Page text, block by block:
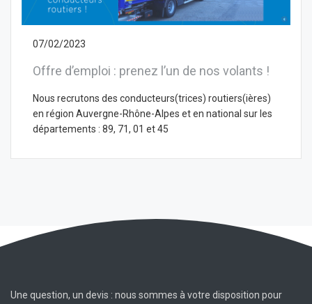
07/02/2023
Offre d’emploi : prenez l’un de nos volants !
Nous recrutons des conducteurs(trices) routiers(ières)
en région Auvergne-Rhône-Alpes et en national sur les
départements : 89, 71, 01 et 45
Une question, un devis : nous sommes à votre disposition pour